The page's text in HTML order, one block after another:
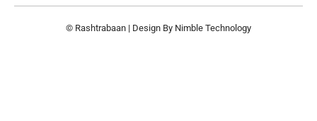
© Rashtrabaan | Design By Nimble Technology